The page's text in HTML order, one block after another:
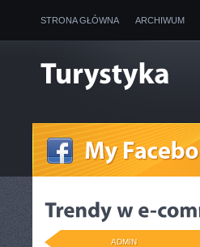
STRONA GŁÓWNA ARCHIWUM
ADMIN